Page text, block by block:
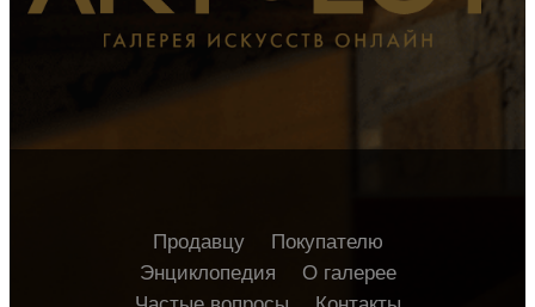
Продавцу
Покупателю
Энциклопедия
О галерее